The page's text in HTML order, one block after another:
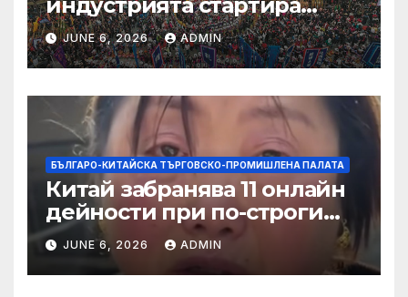
алианс за космическа
слънчева енергия
JUNE 6, 2026 ADMIN
БЪЛГАРО-КИТАЙСКА ТЪРГОВСКО-ПРОМИШЛЕНА ПАЛАТА
Китай забранява 11 онлайн
дейности при по-строги
правила за ограничаване на
слуховете и
кибернасилниците
JUNE 6, 2026 ADMIN